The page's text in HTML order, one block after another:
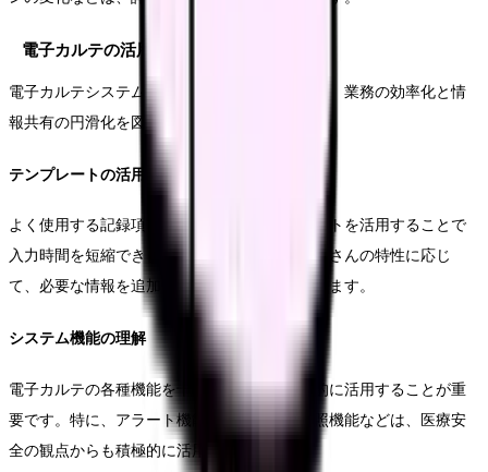
電子カルテの活用方法
電子カルテシステムを効果的に活用することで、業務の効率化と情
報共有の円滑化を図ることができます。
テンプレートの活用
よく使用する記録項目については、テンプレートを活用することで
入力時間を短縮できます。ただし、個々の患者さんの特性に応じ
て、必要な情報を追加することも忘れずに行います。
システム機能の理解
電子カルテの各種機能を十分に理解し、効率的に活用することが重
要です。特に、アラート機能や関連情報の参照機能などは、医療安
全の観点からも積極的に活用しましょう。